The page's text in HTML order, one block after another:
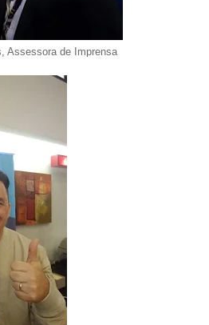
Assessora de Imprensa